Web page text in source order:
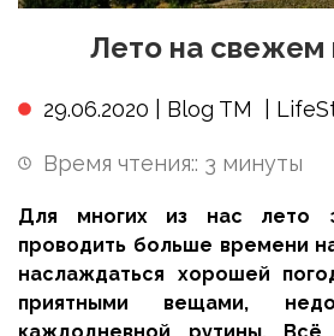
Лето на свежем
29.06.2020 | Blog TM
Время чтения:: 3 минуты
Для многих из нас лето
проводить больше времени
наслаждаться хорошей
приятными вещами,